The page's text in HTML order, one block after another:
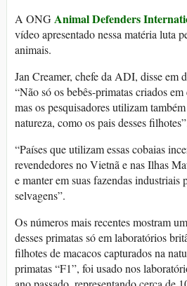
A ONG Animal Defenders
vídeo apresentado nessa matéria luta
animais.
Jan Creamer, chefe da ADI, disse em
“Não só os bebês-primatas criados
mas os pesquisadores utilizam
natureza, como os pais desses
“Países que utilizam essas cobaias
revendedores no Vietnã e nas Ilhas
e manter em suas fazendas industriais
selvagens”.
Os números mais recentes mostram
desses primatas só em laboratórios
filhotes de macacos capturados na
primatas “F1”, foi usado nos